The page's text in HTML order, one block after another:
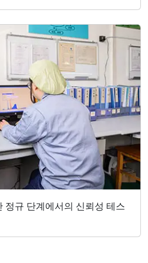
정규 단계에서의 신뢰성 테스